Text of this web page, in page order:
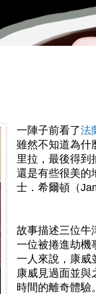
一陣子前看了法
雖然不知道為什
里拉，最後得到
還是有些很美的
士．希爾頓（
故事描述三位牛
一位被捲進劫機
一人來說，康威
康威見過面並與
時間的離奇體驗